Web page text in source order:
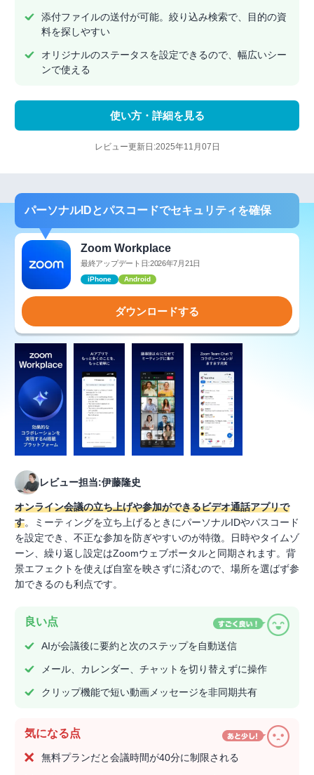
添付ファイルの送付が可能。絞り込み検索で、目的の資
料を探しやすい
オリジナルのステータスを設定できるので、幅広いシー
ンで使える
使い方・詳細を見る
レビュー更新日:2025年11月07日
パーソナルIDとパスコードでセキュリティを確保
Zoom Workplace
最終アップデート日:2026年7月21日
iPhone Android
ダウンロードする
レビュー担当:伊藤隆史
オンライン会議の立ち上げや参加ができるビデオ通話アプリで
す。ミーティングを立ち上げるときにパーソナルIDやパスコード
を設定でき、不正な参加を防ぎやすいのが特徴。日時やタイムゾ
ーン、繰り返し設定はZoomウェブポータルと同期されます。背
景エフェクトを使えば自室を映さずに済むので、場所を選ばず参
加できるのも利点です。
良い点
AIが会議後に要約と次のステップを自動送信
メール、カレンダー、チャットを切り替えずに操作
クリップ機能で短い動画メッセージを非同期共有
気になる点
無料プランだと会議時間が40分に制限される